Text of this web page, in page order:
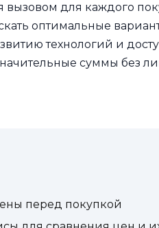
вызовом для каждого
оптимальные
технологий и
суммы без
перед покупкой